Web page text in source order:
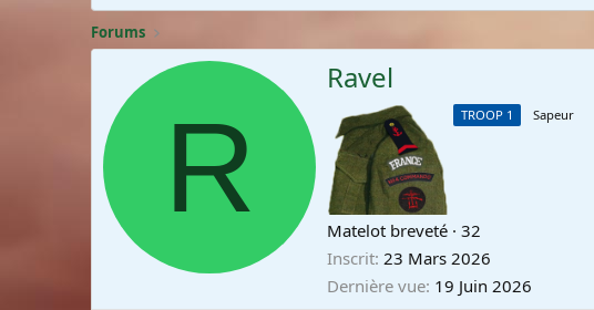
Forums
R
Ravel
Matelot breveté TROOP 1 Sapeur
Matelot breveté · 32
Inscrit 23 Mars 2026
Dernière vue 19 Juin 2026